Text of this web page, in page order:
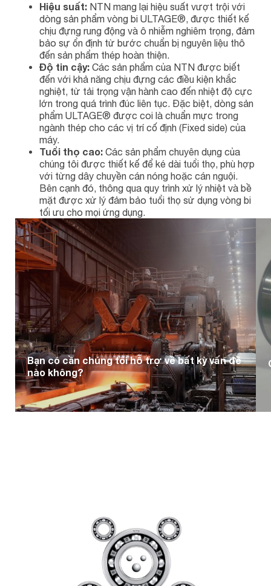
Hiệu suất: NTN mang lại hiệu suất vượt trội với
dòng sản phẩm vòng bi ULTAGE®, được thiết kế
chịu đựng rung động và ô nhiễm nghiêm trọng, đảm
bảo sự ổn định từ bước chuẩn bị nguyên liệu thô
đến sản phẩm thép hoàn thiện.
Độ tin cậy: Các sản phẩm của NTN được biết
đến với khả năng chịu đựng các điều kiện khắc
nghiệt, từ tải trọng vận hành cao đến nhiệt độ cực
lớn trong quá trình đúc liên tục. Đặc biệt, dòng sản
phẩm ULTAGE® được coi là chuẩn mực trong
ngành thép cho các vị trí cố định (Fixed side) của
máy.
Tuổi thọ cao: Các sản phẩm chuyên dụng của
chúng tôi được thiết kế để ké dài tuổi thọ, phù hợp
với từng dây chuyền cán nóng hoặc cán nguội.
Bên cạnh đó, thông qua quy trình xử lý nhiệt và bề
mặt được xử lý đảm bảo tuổi thọ sử dụng vòng bi
tối ưu cho mọi ứng dụng.
Bạn có cần chúng tôi hỗ trợ về bất kỳ vấn đề
nào không?